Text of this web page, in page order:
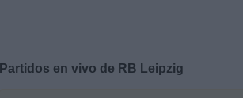
Partidos en vivo de RB Leipzig